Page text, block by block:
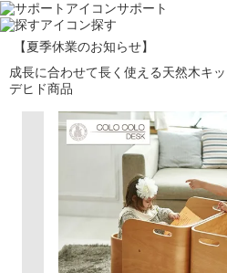
サポート
探す
【夏季休業のお知らせ】
成長に合わせて長く使える天然木キ
デヒド商品